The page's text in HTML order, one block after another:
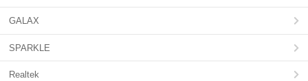
GALAX
SPARKLE
Realtek